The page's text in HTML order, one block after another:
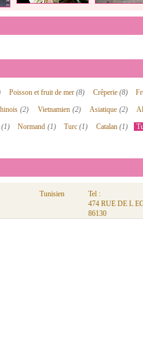
Poisson et fruit de mer(8) Crêperie (8)
(2) Vietnamien (2) Asiatique (2)
(1) Normand (1) Turc(1) Catalan(1)
Tunisien
Tel :
474 RUE DE L
86130